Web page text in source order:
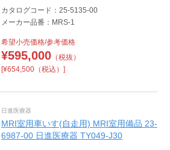
カタログコード：25-5135-00
メーカー品番：MRS-1
希望小売価格/参考価格
¥595,000（税抜）
[¥654,500（税込）]
日進医療器
MRI室用車いす(自走用) MRI室用備品 23-
6987-00 日進医療器 TY049-J30